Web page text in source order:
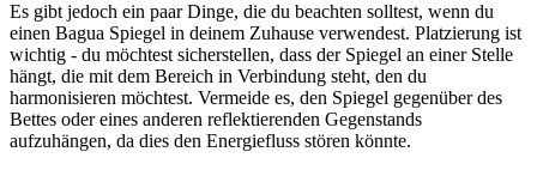
Es​ gibt jedoch ein paar Dinge,‍ die ⁤du beachten solltest, wenn du
‍einen Bagua Spiegel‌ in deinem Zuhause verwendest. ⁢Platzierung ist
wichtig -‌ du möchtest sicherstellen, dass der⁣ Spiegel an einer Stelle
hängt, die ⁣mit dem Bereich in Verbindung steht, ⁢den ⁢du‌
harmonisieren‌ möchtest. Vermeide es, den Spiegel gegenüber ⁢des
Bettes oder eines anderen reflektierenden Gegenstands
aufzuhängen,​ da dies den Energiefluss‍ stören könnte.